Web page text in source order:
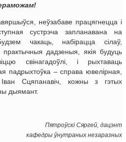
неўзабаве працягнецца і
сустрэча запланавана на
чакаць, набірацца сілаў,
практычныя дадзеныя, якія будуць
свінагадоўлі, і рыхтаваць
падрыхтоўка ‒ справа ювелірная,
Сцяпанавіч, кожны з гэтых
дыямант.
Пятроўскі Сяргей, дацэнт
кафедры ўнутраных незаразных